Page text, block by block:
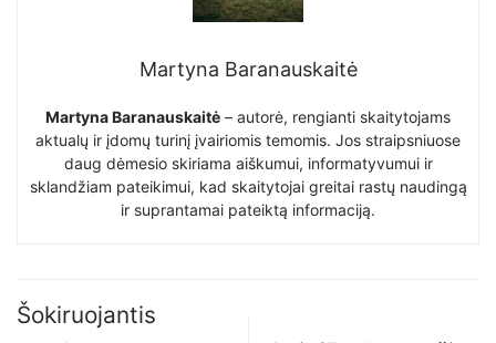
Martyna Baranauskaitė
Martyna Baranauskaitė – autorė, rengianti skaitytojams
aktualų ir įdomų turinį įvairiomis temomis. Jos straipsniuose
daug dėmesio skiriama aiškumui, informatyvumui ir
sklandžiam pateikimui, kad skaitytojai greitai rastų naudingą
ir suprantamai pateiktą informaciją.
Šokiruojantis